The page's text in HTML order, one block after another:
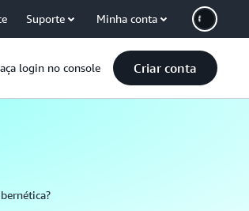
Suporte Minha conta
login no console Criar conta